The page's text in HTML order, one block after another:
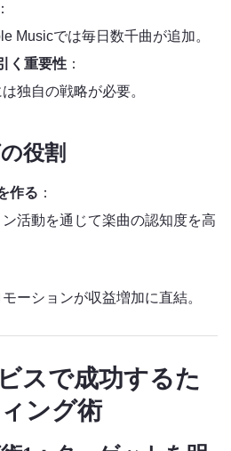
：
Musicでは毎日数千曲が追加。
く重要性 ：
独自の戦略が必要。
役割
作る ：
活動を通じて楽曲の認知度を高
ーションが収益増加に直結。
スで成功するた
ング術